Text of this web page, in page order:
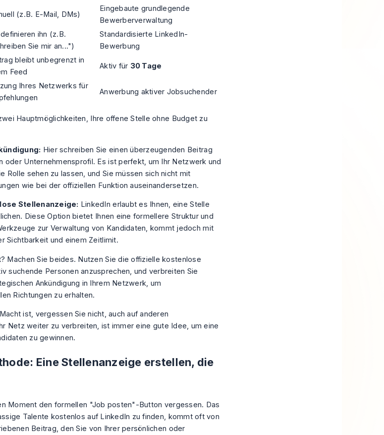
(z.B. E-Mail, DMs)
Eingebaute grundlegende
Bewerberverwaltung
ihn (z.B.
Sie mir an...")
Standardisierte LinkedIn-
Bewerbung
bleibt unbegrenzt in
Feed
Aktiv für 30 Tage
Ihres Netzwerks für
Anwerbung aktiver Jobsuchender
Hauptmöglichkeiten, Ihre offene Stelle ohne Budget zu
Hier schreiben Sie einen überzeugenden Beitrag
oder Unternehmensprofil. Es ist perfekt, um Ihr Netzwerk und
Rolle sehen zu lassen, und Sie müssen sich nicht mit
wie bei der offiziellen Funktion auseinandersetzen.
Stellenanzeige: LinkedIn erlaubt es Ihnen, eine Stelle
Diese Option bietet Ihnen eine formellere Struktur und
zur Verwaltung von Kandidaten, kommt jedoch mit
Sichtbarkeit und einem Zeitlimit.
Machen Sie beides. Nutzen Sie die offizielle kostenlose
suchende Personen anzusprechen, und verbreiten Sie
Ankündigung in Ihrem Netzwerk, um
Richtungen zu erhalten.
ist, vergessen Sie nicht, auch aufanderen
Netz weiter zu verbreiten, ist immer eine gute Idee, um eine
zu gewinnen.
Eine Stellenanzeige erstellen, die
Moment den formellen "Job posten"-Button vergessen. Das
Talente kostenlos auf LinkedIn zu finden, kommt oft von
Beitrag, den Sie von Ihrer persönlichen oder